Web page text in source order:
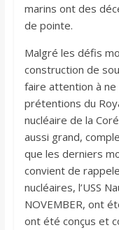
marins ont des
de pointe.
Malgré les défis
construction de
faire attention à
prétentions du
nucléaire de la
aussi grand,
que les derniers
convient de
nucléaires, l’USS
NOVEMBER, ont
ont été conçus et